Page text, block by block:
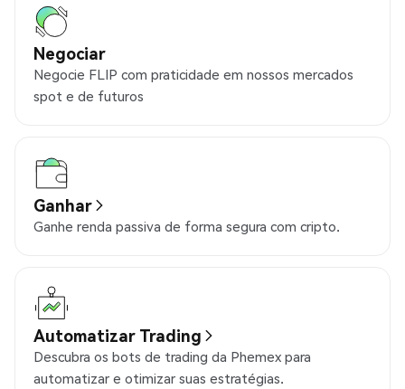
Negociar
Negocie FLIP com praticidade em nossos mercados
spot e de futuros
Ganhar
Ganhe renda passiva de forma segura com cripto.
Automatizar Trading
Descubra os bots de trading da Phemex para
automatizar e otimizar suas estratégias.